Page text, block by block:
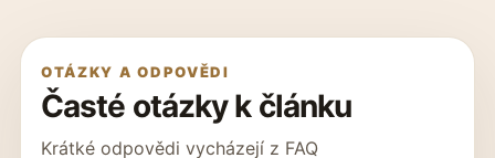
OTÁZKY A ODPOVĚDI
Časté otázky k článku
Krátké odpovědi vycházejí z FAQ